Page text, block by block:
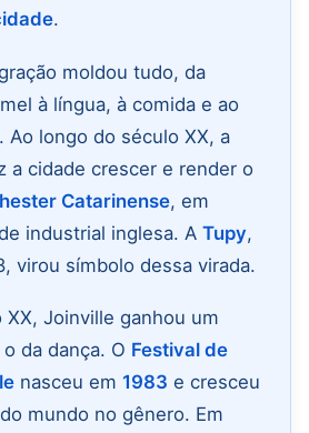
.
moldou tudo, da
à língua, à comida e ao
Ao longo do século XX, a
a cidade crescer e render o
Catarinense, em
industrial inglesa. A Tupy,
virou símbolo dessa virada.
Joinville ganhou um
da dança. O Festival de
nasceu em 1983 e cresceu
mundo no gênero. Em